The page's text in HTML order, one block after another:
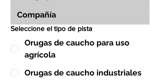
Seleccione el tipo de pista
Orugas de caucho para uso
agrícola
Orugas de caucho industriales